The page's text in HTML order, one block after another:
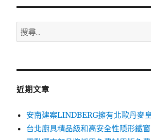
搜
尋
鍵
近期文章
安南建案LINDBERG擁有北歐丹麥
台北廚具精品級和高安全性隱形鐵窗